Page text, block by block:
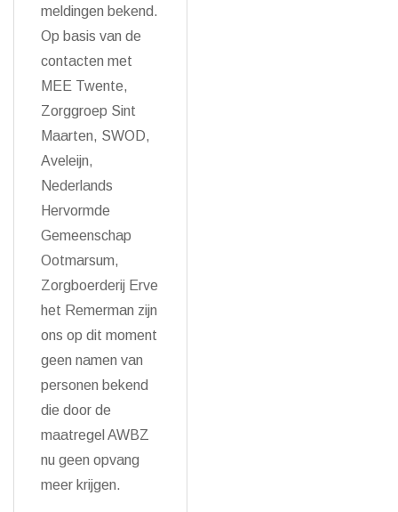
meldingen bekend.
Op basis van de
contacten met
MEE Twente,
Zorggroep Sint
Maarten, SWOD,
Aveleijn,
Nederlands
Hervormde
Gemeenschap
Ootmarsum,
Zorgboerderij Erve
het Remerman zijn
ons op dit moment
geen namen van
personen bekend
die door de
maatregel AWBZ
nu geen opvang
meer krijgen.